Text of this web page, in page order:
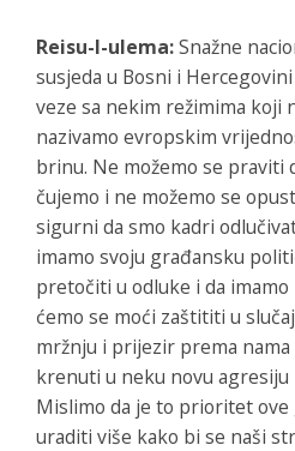
Reisu-l-ulema:Snažne
susjeda u Bosni i
veze sa nekim režimima koji
nazivamo evropskim
brinu. Ne možemo se praviti
čujemo i ne možemo se
sigurni da smo kadri
imamo svoju građansku
pretočiti u odluke i da
ćemo se moći zaštititi u
mržnju i prijezir prema
krenuti u neku novu agresiju
Mislimo da je to prioritet ove
uraditi više kako bi se naši